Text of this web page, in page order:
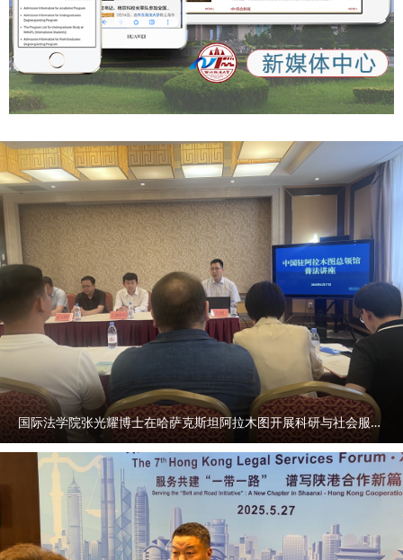
国际法学院张光耀博士在哈萨克斯坦阿拉木图开展科研与社会服务活动